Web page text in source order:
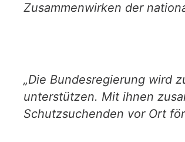
Zusammenwirken der
„Die Bundesregierung wird
unterstützen. Mit ihnen
Schutzsuchenden vor Ort